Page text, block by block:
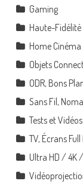
Gaming
Haute-Fidélité
Home Cinéma
Objets
ODR, Bons
Sans Fil,
Tests et Vidéos
TV, Écrans
Ultra HD / 4K